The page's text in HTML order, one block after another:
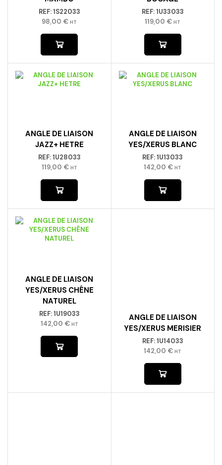
REF:1S22033
98,00 € HT
REF:1U33033
119,00 € HT
ANGLE DE LIAISON
JAZZ+ HETRE
REF:1U28033
119,00 € HT
ANGLE DE LIAISON
YES/XERUS BLANC
REF:1U13033
142,00 € HT
ANGLE DE LIAISON
YES/XERUS CHÊNE
NATUREL
REF:1U19033
142,00 € HT
ANGLE DE LIAISON
YES/XERUS MERISIER
REF:1U14033
142,00 € HT